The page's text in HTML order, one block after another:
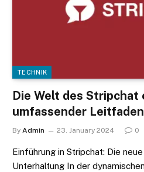
TECHNIK
Die Welt des Stripchat
umfassender Leitfaden
By Admin 23. January 2024 0
Einführung in Stripchat: Die
Unterhaltung In der